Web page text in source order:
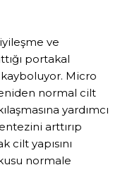
ve
portakal
Micro
normal cilt
yardımcı
arttırıp
cilt yapısını
normale